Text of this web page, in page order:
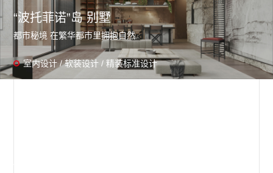
“波托菲诺”岛 别墅
都市秘境 在繁华都市里拥抱自然
室内设计 / 软装设计 / 精装标准设计